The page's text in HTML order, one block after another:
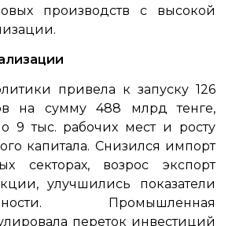
производств с высокой
привела к запуску 126
на сумму 488 млрд тенге,
9 тыс. рабочих мест и росту
капитала. Снизился импорт
секторах, возрос экспорт
улучшились показатели
Промышленная
переток инвестиций